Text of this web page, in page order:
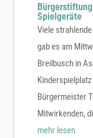
Spielgeräte
Viele
gab es am
Breilbusch in
Bürgermeister
Mitwirkenden,
mehr lesen